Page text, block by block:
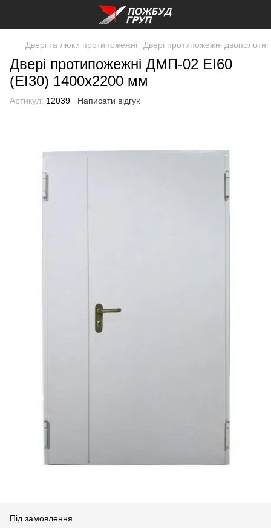
Двері та люки протипожежні Двері протипожежні двополотні
Двері протипожежні ДМП-02 EI60
(EI30) 1400x2200 мм
Артикул: 12039 Написати відгук
Під замовлення